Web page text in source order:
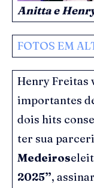
Anitta e
FOTOS EM
Henry Freitas
importantes
dois hits
ter sua
Medeiros
2025”,